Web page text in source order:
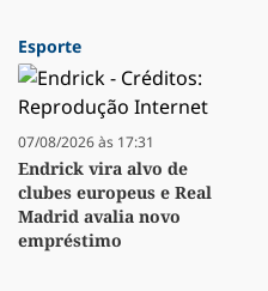
Esporte
07/08/2026 às 17:31
Endrick vira alvo de
clubes europeus e Real
Madrid avalia novo
empréstimo